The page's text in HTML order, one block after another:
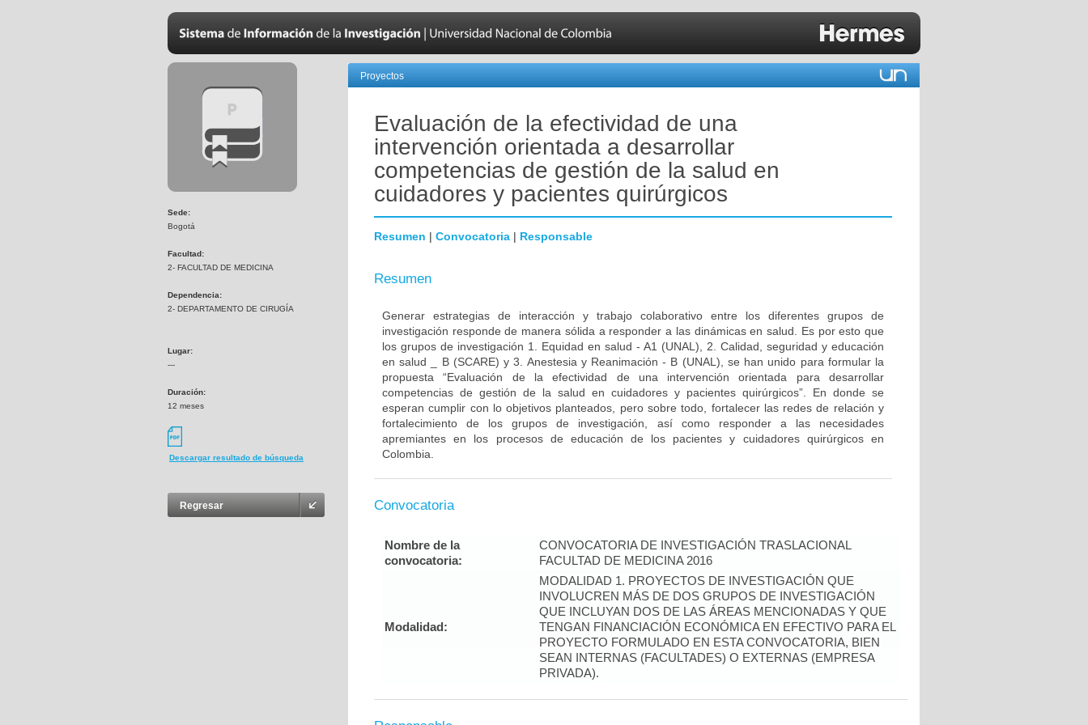
Sede:
Bogotá
Facultad:
2- FACULTAD DE MEDICINA
Dependencia:
2- DEPARTAMENTO DE CIRUGÍA
Lugar:
---
Duración:
12 meses
Descargar resultado de búsqueda
Regresar
Proyectos
Evaluación de la efectividad de una
intervención orientada a desarrollar
competencias de gestión de la salud en
cuidadores y pacientes quirúrgicos
Resumen | Convocatoria | Responsable
Resumen
Generar estrategias de interacción y trabajo colaborativo entre los diferentes grupos de
investigación responde de manera sólida a responder a las dinámicas en salud. Es por esto que
los grupos de investigación 1. Equidad en salud - A1 (UNAL), 2. Calidad, seguridad y educación
en salud _ B (SCARE) y 3. Anestesia y Reanimación - B (UNAL), se han unido para formular la
propuesta “Evaluación de la efectividad de una intervención orientada para desarrollar
competencias de gestión de la salud en cuidadores y pacientes quirúrgicos”. En donde se
esperan cumplir con lo objetivos planteados, pero sobre todo, fortalecer las redes de relación y
fortalecimiento de los grupos de investigación, así como responder a las necesidades
apremiantes en los procesos de educación de los pacientes y cuidadores quirúrgicos en
Colombia.
Convocatoria
Nombre de la
convocatoria:
CONVOCATORIA DE INVESTIGACIÓN TRASLACIONAL
FACULTAD DE MEDICINA 2016
Modalidad:
MODALIDAD 1. PROYECTOS DE INVESTIGACIÓN QUE
INVOLUCREN MÁS DE DOS GRUPOS DE INVESTIGACIÓN
QUE INCLUYAN DOS DE LAS ÁREAS MENCIONADAS Y QUE
TENGAN FINANCIACIÓN ECONÓMICA EN EFECTIVO PARA EL
PROYECTO FORMULADO EN ESTA CONVOCATORIA, BIEN
SEAN INTERNAS (FACULTADES) O EXTERNAS (EMPRESA
PRIVADA).